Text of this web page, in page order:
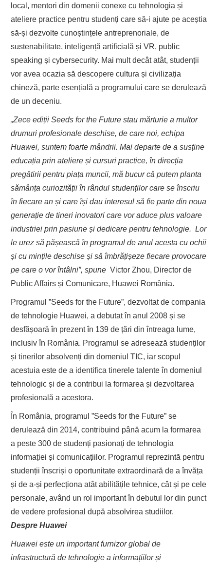
local, mentori din domenii conexe cu tehnologia și
ateliere practice pentru studenți care să-i ajute pe aceștia
să-și dezvolte cunoștințele antreprenoriale, de
sustenabilitate, inteligență artificială și VR, public
speaking și cybersecurity. Mai mult decât atât, studenții
vor avea ocazia să descopere cultura și civilizația
chineză, parte esențială a programului care se derulează
de un deceniu.
„Zece ediții Seeds for the Future stau mărturie a multor
drumuri profesionale deschise, de care noi, echipa
Huawei, suntem foarte mândrii. Mai departe de a susține
educația prin ateliere și cursuri practice, în direcția
pregătirii pentru piața muncii, mă bucur că putem planta
sămânța curiozității în rândul studenților care se înscriu
în fiecare an și care își dau interesul să fie parte din noua
generație de tineri inovatori care vor aduce plus valoare
industriei prin pasiune și dedicare pentru tehnologie. Lor
le urez să pășească în programul de anul acesta cu ochii
și cu mințile deschise și să îmbrățișeze fiecare provocare
pe care o vor întâlni”, spune Victor Zhou, Director de
Public Affairs și Comunicare, Huawei România.
Programul ”Seeds for the Future”, dezvoltat de compania
de tehnologie Huawei, a debutat în anul 2008 și se
desfășoară în prezent în 139 de țări din întreaga lume,
inclusiv în România. Programul se adresează studenților
și tinerilor absolvenți din domeniul TIC, iar scopul
acestuia este de a identifica tinerele talente în domeniul
tehnologic și de a contribui la formarea și dezvoltarea
profesională a acestora.
În România, programul ”Seeds for the Future” se
derulează din 2014, contribuind până acum la formarea
a peste 300 de studenți pasionați de tehnologia
informației și comunicațiilor. Programul reprezintă pentru
studenții înscriși o oportunitate extraordinară de a învăța
și de a-și perfecționa atât abilitățile tehnice, cât și pe cele
personale, având un rol important în debutul lor din punct
de vedere profesional după absolvirea studiilor.
Despre Huawei
Huawei este un important furnizor global de
infrastructură de tehnologie a informațiilor și